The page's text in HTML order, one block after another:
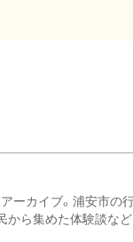
カイブ。浦安市の行
ら集めた体験談な